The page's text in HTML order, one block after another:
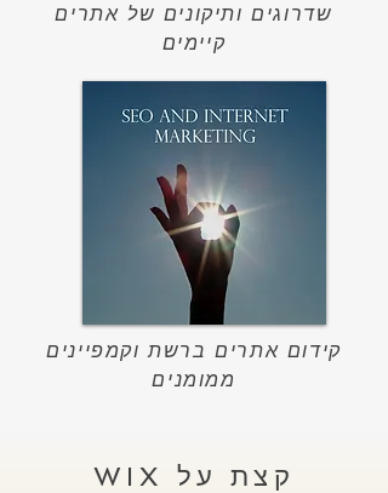
שדרוגים ותיקונים של אתרים
קיימים
קידום אתרים ברשת וקמפיינים
ממומנים
WIX קצת על